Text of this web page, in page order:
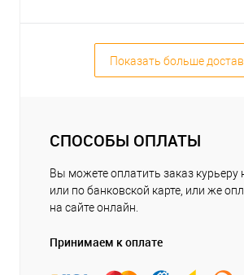
Показать больше
СПОСОБЫ ОПЛАТЫ
Вы можете оплатить заказ
или по банковской карте, или же
на сайте онлайн.
Принимаем к оплате